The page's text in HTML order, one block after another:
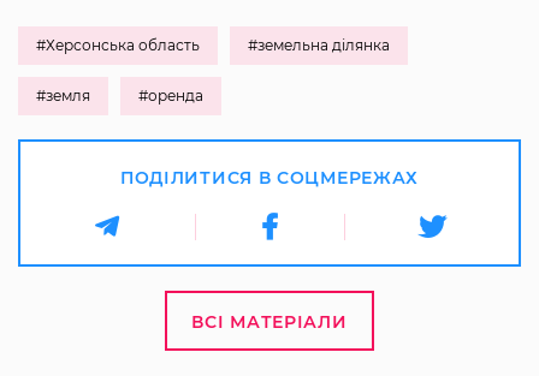
#Херсонська область #земельна ділянка
#земля #оренда
ПОДІЛИТИСЯ В СОЦМЕРЕЖАХ
ВСІ МАТЕРІАЛИ